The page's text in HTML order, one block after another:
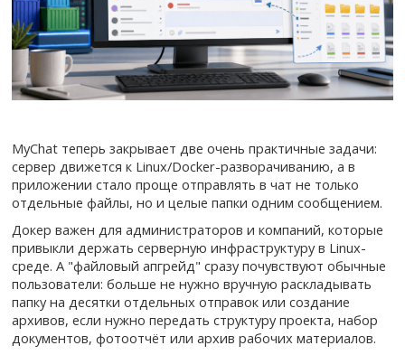
MyChat теперь закрывает две очень практичные задачи:
сервер движется к Linux/Docker-разворачиванию, а в
приложении стало проще отправлять в чат не только
отдельные файлы, но и целые папки одним сообщением.
Докер важен для администраторов и компаний, которые
привыкли держать серверную инфраструктуру в Linux-
среде. А "файловый апгрейд" сразу почувствуют обычные
пользователи: больше не нужно вручную раскладывать
папку на десятки отдельных отправок или создание
архивов, если нужно передать структуру проекта, набор
документов, фотоотчёт или архив рабочих материалов.